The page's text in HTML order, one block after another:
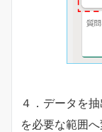
４．データを
を必要な範囲へ